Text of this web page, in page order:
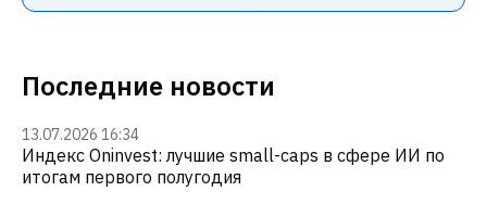
Последние новости
13.07.2026 16:34
Индекс Oninvest: лучшие small-caps в сфере ИИ по
итогам первого полугодия